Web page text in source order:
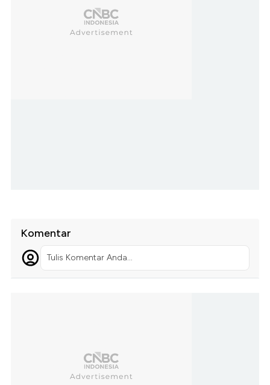
Komentar
Tulis Komentar Anda...